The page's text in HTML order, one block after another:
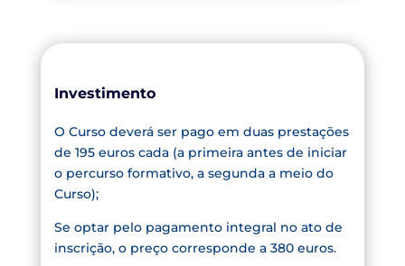
Investimento
O Curso deverá ser pago em duas prestações
de 195 euros cada (a primeira antes de iniciar
o percurso formativo, a segunda a meio do
Curso);
Se optar pelo pagamento integral no ato de
inscrição, o preço corresponde a 380 euros.